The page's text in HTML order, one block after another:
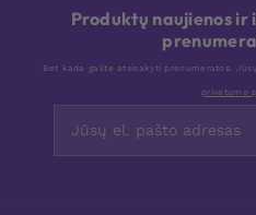
Produktų naujienos ir
Bet kada galite atsisakyti prenumeratos.
privatumo